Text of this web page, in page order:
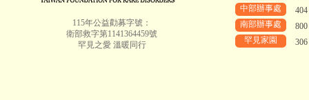
115年公益勸募字號：
衛部救字第1141364459號
罕見之愛 溫暖同行
中部辦事處
南部辦事處
罕見家園